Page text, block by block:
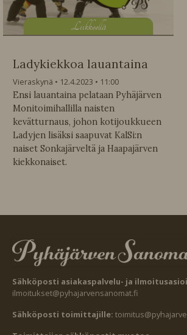
Liikkeellä
Ladykiekkoa lauantaina
Vieraskynä 12.4.2023
11:00
Ensi lauantaina pelataan Pyhäjärven
Monitoimihallilla naisten
kevätturnaus, johon kotijoukkueen
Ladyjen lisäksi saapuvat KalSi:n
naiset Sonkajärveltä ja Haapajärven
kiekkonaiset.
Sähköposti asiakaspalvelu- ja
ilmoitukset@pyhajarvensanomat.fi
Sähköposti toimittajille: